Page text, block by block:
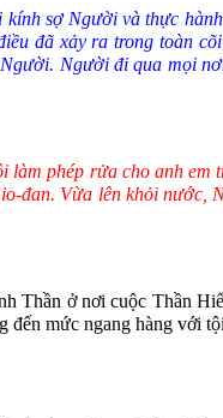
sợ Người và thực
đã xảy ra trong toàn
Người đi qua mọi
phép rửa cho anh em
đan. Vừa lên khỏi nước,
Thần ở nơi cuộc Thần
mức ngang hàng với